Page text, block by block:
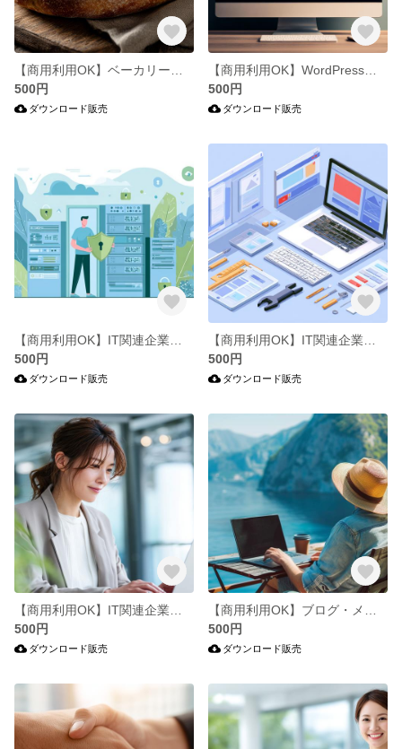
500円
ダウンロード販売
500円
ダウンロード販売
500円
ダウンロード販売
500円
ダウンロード販売
500円
ダウンロード販売
500円
ダウンロード販売